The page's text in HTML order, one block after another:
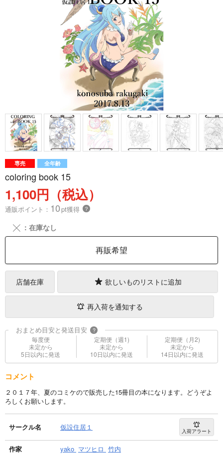
専売 全年齢
coloring book 15
1,100円（税込）
通販ポイント： 10pt獲得 ？
╳ ：在庫なし
再販希望
店舗在庫 欲しいものリストに追加
再入荷を通知する
おまとめ目安と発送目安 ?
毎度便
未定から
5日以内に発送
定期便（週1)
未定から
10日以内に発送
定期便（月2)
未定から
14日以内に発送
コメント
２０１７年、夏のコミケので販売した15冊目の本になります。どうぞよ
ろしくお願いします。
サークル名 仮設住居１ 入荷アラート
作家 yako マツヒロ 竹内